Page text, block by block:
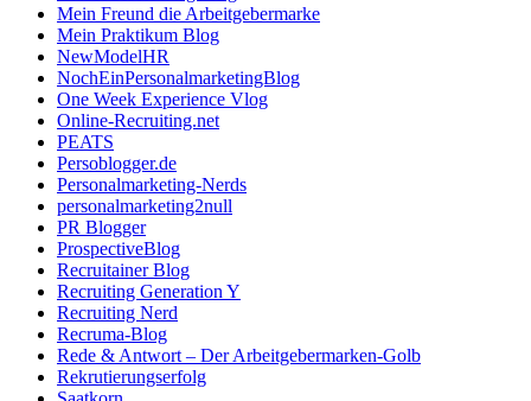
Mein Freund die Arbeitgebermarke
Mein Praktikum Blog
NewModelHR
NochEinPersonalmarketingBlog
One Week Experience Vlog
Online-Recruiting.net
PEATS
Persoblogger.de
Personalmarketing-Nerds
personalmarketing2null
PR Blogger
ProspectiveBlog
Recruitainer Blog
Recruiting Generation Y
Recruiting Nerd
Recruma-Blog
Rede & Antwort – Der Arbeitgebermarken-Golb
Rekrutierungserfolg